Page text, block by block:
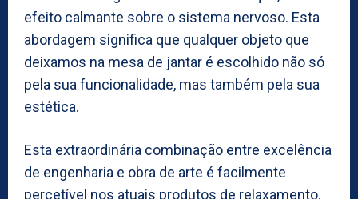
efeito calmante sobre o sistema nervoso. Esta
abordagem significa que qualquer objeto que
deixamos na mesa de jantar é escolhido não só
pela sua funcionalidade, mas também pela sua
estética.
Esta extraordinária combinação entre excelência
de engenharia e obra de arte é facilmente
percetível nos atuais produtos de relaxamento.